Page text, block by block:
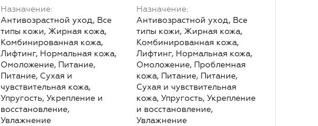
Назначение
Антивозрастной уход, Все
типы кожи, Жирная кожа,
Комбинированная кожа,
Лифтинг, Нормальная кожа,
Омоложение, Питание,
Питание, Сухая и
чувствительная кожа,
Упругость, Укрепление и
восстановление,
Увлажнение
Назначение
Антивозрастной уход, Все
типы кожи, Жирная кожа,
Комбинированная кожа,
Лифтинг, Нормальная кожа,
Омоложение, Проблемная
кожа, Питание, Питание,
Сухая и чувствительная
кожа, Упругость, Укрепление
и восстановление,
Увлажнение